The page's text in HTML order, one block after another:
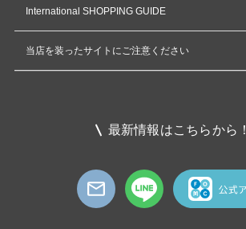
International SHOPPING GUIDE
当店を装ったサイトにご注意ください
最新情報はこちらから！